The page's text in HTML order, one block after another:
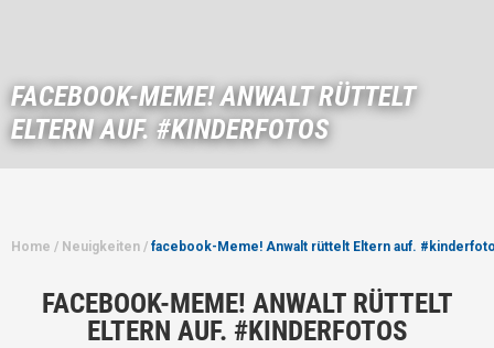
FACEBOOK-MEME! ANWALT RÜTTELT
ELTERN AUF. #KINDERFOTOS
Home / Neuigkeiten / facebook-Meme! Anwalt rüttelt Eltern auf.
FACEBOOK-MEME! ANWALT RÜTTELT
ELTERN AUF. #KINDERFOTOS